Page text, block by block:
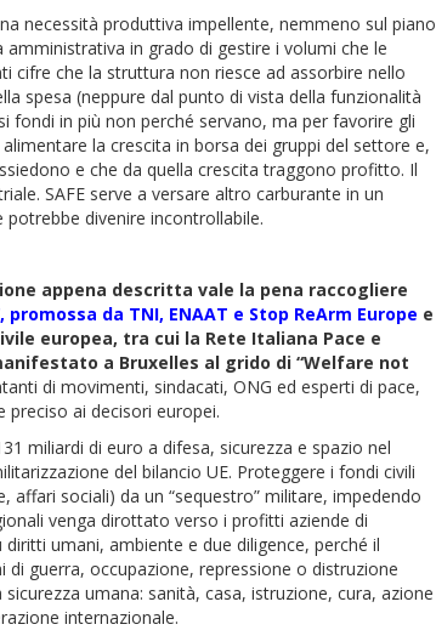
necessità produttiva impellente, nemmeno sul piano
in grado di gestire i volumi che le
cifre che la struttura non riesce ad assorbire nello
spesa (neppure dal punto di vista della funzionalità
fondi in più non perché servano, ma per favorire gli
la crescita in borsa dei gruppi del settore e,
e che da quella crescita traggono profitto. Il
SAFE serve a versare altro carburante in un
divenire incontrollabile.
appena descritta vale la pena raccogliere
da TNI, ENAAT e Stop ReArm Europe e
europea, tra cui la Rete Italiana Pace e
a Bruxelles al grido di “Welfare not
di movimenti, sindacati, ONG ed esperti di pace,
preciso ai decisori europei.
miliardi di euro a difesa, sicurezza e spazio nel
del bilancio UE. Proteggere i fondi civili
affari sociali) da un “sequestro” militare, impedendo
venga dirottato verso i profitti aziende di
umani, ambiente e due diligence, perché il
guerra, occupazione, repressione o distruzione
umana: sanità, casa, istruzione, cura, azione
internazionale.